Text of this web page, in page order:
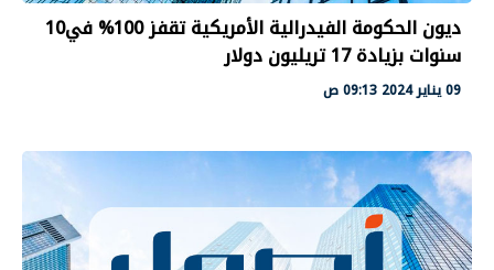
ديون الحكومة الفيدرالية الأمريكية تقفز 100% في10
سنوات بزيادة 17 تريليون دولار
09 يناير 2024 09:13 ص